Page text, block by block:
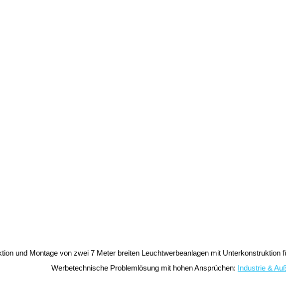
und Montage von zwei 7 Meter breiten Leuchtwerbeanlagen mit Unterkonstruktion
Werbetechnische Problemlösung mit hohen Ansprüchen: Industrie &